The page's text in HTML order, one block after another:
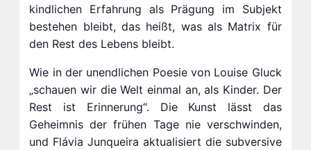
kindlichen Erfahrung als Prägung im Subjekt
bestehen bleibt, das heißt, was als Matrix für
den Rest des Lebens bleibt.
Wie in der unendlichen Poesie von Louise Gluck
„schauen wir die Welt einmal an, als Kinder. Der
Rest ist Erinnerung“. Die Kunst lässt das
Geheimnis der frühen Tage nie verschwinden,
und Flávia Junqueira aktualisiert die subversive